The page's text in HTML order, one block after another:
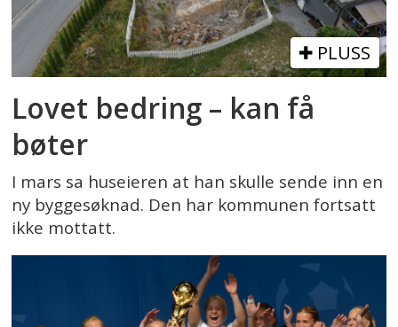
PLUSS
Lovet bedring – kan få
bøter
I mars sa huseieren at han skulle sende inn en
ny byggesøknad. Den har kommunen fortsatt
ikke mottatt.